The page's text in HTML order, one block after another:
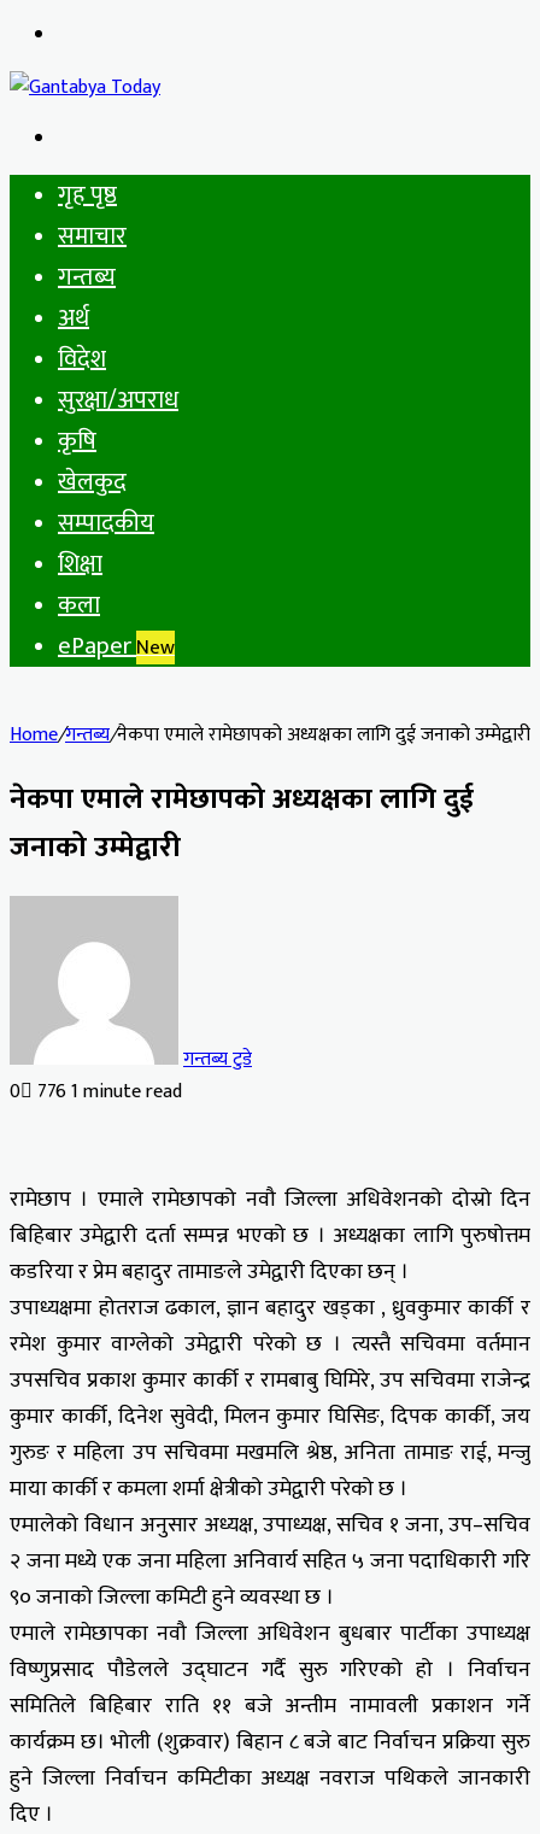
for
गृह पृष्ठ
समाचार
गन्तब्य
अर्थ
विदेश
सुरक्षा/अपराध
कृषि
खेलकुद
सम्पादकीय
शिक्षा
कला
ePaperNew
Home/गन्तब्य/नेकपा एमाले रामेछापको अध्यक्षका लागि दुई जनाको उम्मेद्वारी
नेकपा एमाले रामेछापको अध्यक्षका लागि दुई
जनाको उम्मेद्वारी
गन्तब्य टुडे
0 7761 minute read
रामेछाप । एमाले रामेछापको नवौ जिल्ला अधिवेशनको दोस्रो दिन
बिहिबार उमेद्वारी दर्ता सम्पन्न भएको छ । अध्यक्षका लागि पुरुषोत्तम
कडरिया र प्रेम बहादुर तामाङले उमेद्वारी दिएका छन् ।
उपाध्यक्षमा होतराज ढकाल, ज्ञान बहादुर खड्का , ध्रुवकुमार कार्की र
रमेश कुमार वाग्लेको उमेद्वारी परेको छ । त्यस्तै सचिवमा वर्तमान
उपसचिव प्रकाश कुमार कार्की र रामबाबु घिमिरे, उप सचिवमा राजेन्द्र
कुमार कार्की, दिनेश सुवेदी, मिलन कुमार घिसिङ, दिपक कार्की, जय
गुरुङ र महिला उप सचिवमा मखमलि श्रेष्ठ, अनिता तामाङ राई, मन्जु
माया कार्की र कमला शर्मा क्षेत्रीको उमेद्वारी परेको छ ।
एमालेको विधान अनुसार अध्यक्ष, उपाध्यक्ष, सचिव १ जना, उप–सचिव
२ जना मध्ये एक जना महिला अनिवार्य सहित ५ जना पदाधिकारी गरि
९० जनाको जिल्ला कमिटी हुने व्यवस्था छ ।
एमाले रामेछापका नवौ जिल्ला अधिवेशन बुधबार पार्टीका उपाध्यक्ष
विष्णुप्रसाद पौडेलले उद्घाटन गर्दै सुरु गरिएको हो । निर्वाचन
समितिले बिहिबार राति ११ बजे अन्तीम नामावली प्रकाशन गर्ने
कार्यक्रम छ। भोली (शुक्रवार) बिहान ८ बजे बाट निर्वाचन प्रक्रिया सुरु
हुने जिल्ला निर्वाचन कमिटीका अध्यक्ष नवराज पथिकले जानकारी
दिए ।